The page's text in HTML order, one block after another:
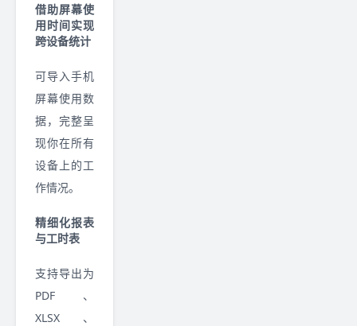
借助屏幕使
用时间实现
跨设备统计
可导入手机
屏幕使用数
据，完整呈
现你在所有
设备上的工
作情况。
精细化报表
与工时表
支持导出为
PDF、
XLSX、